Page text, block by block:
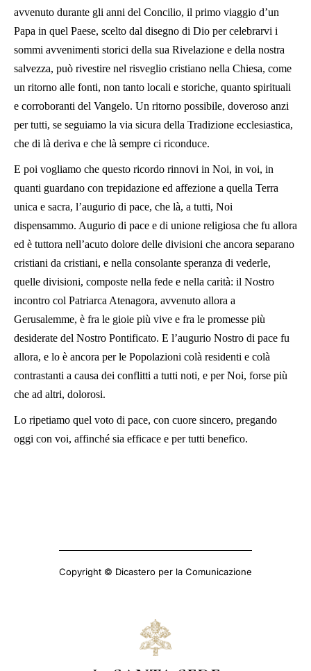
avvenuto durante gli anni del Concilio, il primo viaggio d’un
Papa in quel Paese, scelto dal disegno di Dio per celebrarvi i
sommi avvenimenti storici della sua Rivelazione e della nostra
salvezza, può rivestire nel risveglio cristiano nella Chiesa, come
un ritorno alle fonti, non tanto locali e storiche, quanto spirituali
e corroboranti del Vangelo. Un ritorno possibile, doveroso anzi
per tutti, se seguiamo la via sicura della Tradizione ecclesiastica,
che di là deriva e che là sempre ci riconduce.
E poi vogliamo che questo ricordo rinnovi in Noi, in voi, in
quanti guardano con trepidazione ed affezione a quella Terra
unica e sacra, l’augurio di pace, che là, a tutti, Noi
dispensammo. Augurio di pace e di unione religiosa che fu allora
ed è tuttora nell’acuto dolore delle divisioni che ancora separano
cristiani da cristiani, e nella consolante speranza di vederle,
quelle divisioni, composte nella fede e nella carità: il Nostro
incontro col Patriarca Atenagora, avvenuto allora a
Gerusalemme, è fra le gioie più vive e fra le promesse più
desiderate del Nostro Pontificato. E l’augurio Nostro di pace fu
allora, e lo è ancora per le Popolazioni colà residenti e colà
contrastanti a causa dei conflitti a tutti noti, e per Noi, forse più
che ad altri, dolorosi.
Lo ripetiamo quel voto di pace, con cuore sincero, pregando
oggi con voi, affinché sia efficace e per tutti benefico.
Copyright © Dicastero per la Comunicazione